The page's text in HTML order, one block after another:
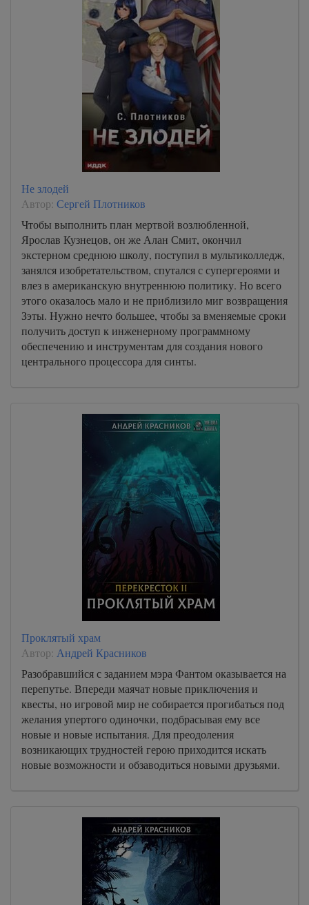
Не злодей
Автор: Сергей Плотников
Чтобы выполнить план мертвой возлюбленной,
Ярослав Кузнецов, он же Алан Смит, окончил
экстерном среднюю школу, поступил в мультиколледж,
занялся изобретательством, спутался с супергероями и
влез в американскую внутреннюю политику. Но всего
этого оказалось мало и не приблизило миг возвращения
Зэты. Нужно нечто большее, чтобы за вменяемые сроки
получить доступ к инженерному программному
обеспечению и инструментам для создания нового
центрального процессора для синты.
Проклятый храм
Автор: Андрей Красников
Разобравшийся с заданием мэра Фантом оказывается на
перепутье. Впереди маячат новые приключения и
квесты, но игровой мир не собирается прогибаться под
желания упертого одиночки, подбрасывая ему все
новые и новые испытания. Для преодоления
возникающих трудностей герою приходится искать
новые возможности и обзаводиться новыми друзьями.